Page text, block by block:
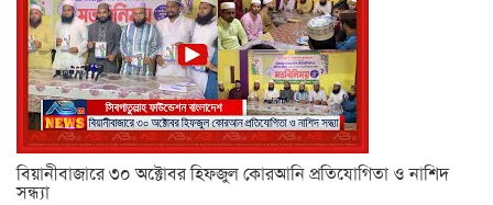
বিয়ানীবাজারে ৩০ অক্টোবর হিফজুল কোরআনি প্রতিযোগিতা ও নাশিদ
সন্ধ্যা